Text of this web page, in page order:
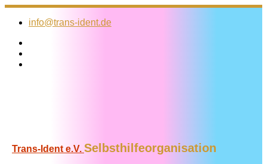
Zum
Inhalt
info@trans-ident.de
Trans-Ident e.V. Selbsthilfeorganisation